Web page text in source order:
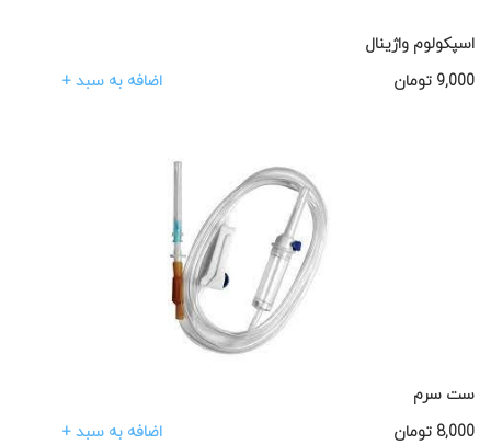
اسپکولوم واژینال
9,000 تومان اضافه به سبد +
ست سرم
8,000 تومان اضافه به سبد +